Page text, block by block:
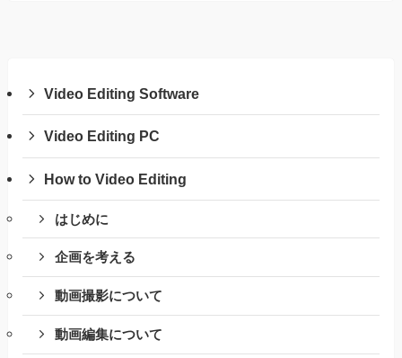
Video Editing Software
Video Editing PC
How to Video Editing
はじめに
企画を考える
動画撮影について
動画編集について